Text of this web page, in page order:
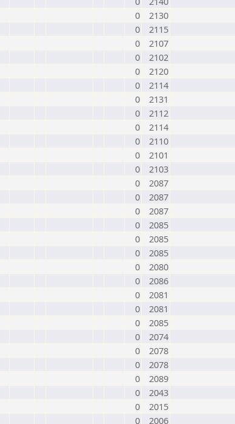
0
2130
0
2115
0
2107
0
2102
0
2120
0
2114
0
2131
0
2112
0
2114
0
2110
0
2101
0
2103
0
2087
0
2087
0
2087
0
2085
0
2085
0
2085
0
2080
0
2086
0
2081
0
2081
0
2085
0
2074
0
2078
0
2078
0
2089
0
2043
0
2015
0
2006